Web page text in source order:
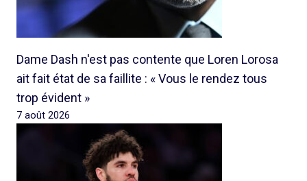
Dame Dash n'est pas contente que Loren Lorosa
ait fait état de sa faillite : « Vous le rendez tous
trop évident »
7 août 2026